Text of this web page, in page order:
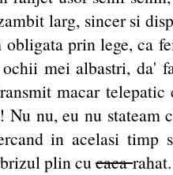
larg, sincer si
obligata prin lege, ca
mei albastri, da'
macar
Nu nu, eu nu stateam
in acelasi timp
plin cucacarahat.